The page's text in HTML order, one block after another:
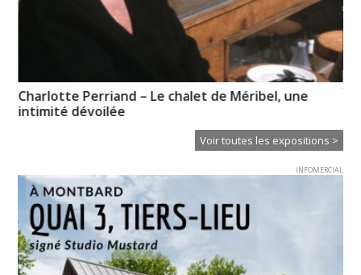
Charlotte Perriand – Le chalet de Méribel, une
intimité dévoilée
Voir toutes les expositions >
INFOMERCIAL